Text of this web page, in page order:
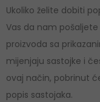
Ukoliko želite dobiti
Vas da nam
proizvoda sa
mijenjaju sastojke i
ovaj način, pobrinut
popis sastojaka.